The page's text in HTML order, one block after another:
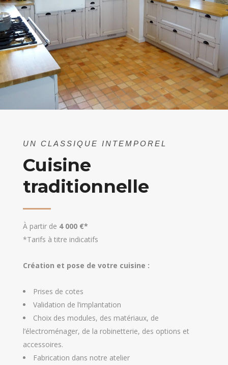
UN CLASSIQUE INTEMPOREL
Cuisine
traditionnelle
À partir de 4 000 €*
*Tarifs à titre indicatifs
Création et pose de votre cuisine :
Prises de cotes
Validation de l’implantation
Choix des modules, des matériaux, de
l’électroménager, de la robinetterie, des options et
accessoires.
Fabrication dans notre atelier